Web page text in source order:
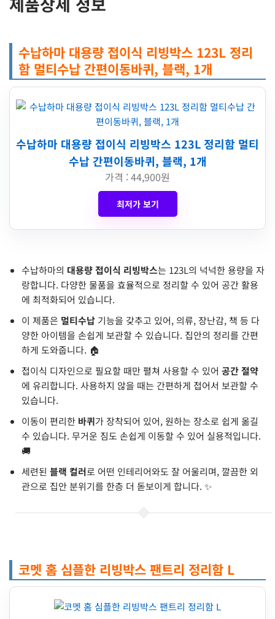
수납하마 대용량 접이식 리빙박스 123L 정리
함 멀티수납 간편이동바퀴, 블랙, 1개
수납하마 대용량 접이식 리빙박스 123L 정리함 멀티
수납 간편이동바퀴, 블랙, 1개
가격 : 44,900원
최저가 보기
수납하마의 대용량 접이식 리빙박스는 123L의 넉넉한 용량을 자
랑합니다. 다양한 물품을 효율적으로 정리할 수 있어 공간 활용
에 최적화되어 있습니다.
이 제품은 멀티수납 기능을 갖추고 있어, 의류, 장난감, 책 등 다
양한 아이템을 손쉽게 보관할 수 있습니다. 집안의 정리를 간편
하게 도와줍니다. 🏠
접이식 디자인으로 필요할 때만 펼쳐 사용할 수 있어 공간 절약
에 유리합니다. 사용하지 않을 때는 간편하게 접어서 보관할 수
있습니다.
이동이 편리한 바퀴가 장착되어 있어, 원하는 장소로 쉽게 옮길
수 있습니다. 무거운 짐도 손쉽게 이동할 수 있어 실용적입니다.
🚚
세련된 블랙 컬러로 어떤 인테리어와도 잘 어울리며, 깔끔한 외
관으로 집안 분위기를 한층 더 돋보이게 합니다. ✨
코멧 홈 심플한 리빙박스 팬트리 정리함 L